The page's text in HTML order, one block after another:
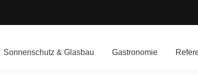
Sonnenschutz & Glasbau Gastronomie